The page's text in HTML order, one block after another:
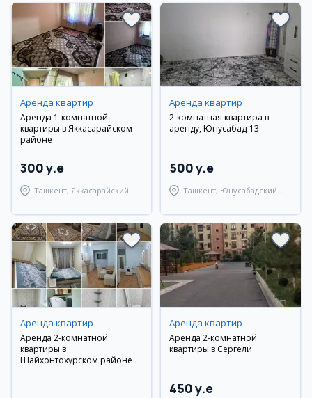
Аренда квартир
Аренда 1-комнатной
квартиры в Яккасарайском
районе
300 y.e
Ташкент, Яккасарайский
Аренда квартир
2-комнатная квартира в
аренду, Юнусабад-13
500 y.e
Ташкент, Юнусабадский
Аренда квартир
Аренда 2-комнатной
квартиры в
Шайхонтохурском районе
Аренда квартир
Аренда 2-комнатной
квартиры в Сергели
450 y.e